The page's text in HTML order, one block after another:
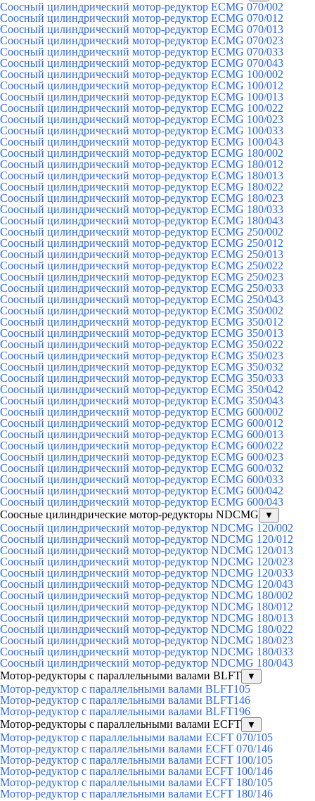
Соосный цилиндрический мотор-редуктор ECMG 070/002
Соосный цилиндрический мотор-редуктор ECMG 070/012
Соосный цилиндрический мотор-редуктор ECMG 070/013
Соосный цилиндрический мотор-редуктор ECMG 070/023
Соосный цилиндрический мотор-редуктор ECMG 070/033
Соосный цилиндрический мотор-редуктор ECMG 070/043
Соосный цилиндрический мотор-редуктор ECMG 100/002
Соосный цилиндрический мотор-редуктор ECMG 100/012
Соосный цилиндрический мотор-редуктор ECMG 100/013
Соосный цилиндрический мотор-редуктор ECMG 100/022
Соосный цилиндрический мотор-редуктор ECMG 100/023
Соосный цилиндрический мотор-редуктор ECMG 100/033
Соосный цилиндрический мотор-редуктор ECMG 100/043
Соосный цилиндрический мотор-редуктор ECMG 180/002
Соосный цилиндрический мотор-редуктор ECMG 180/012
Соосный цилиндрический мотор-редуктор ECMG 180/013
Соосный цилиндрический мотор-редуктор ECMG 180/022
Соосный цилиндрический мотор-редуктор ECMG 180/023
Соосный цилиндрический мотор-редуктор ECMG 180/033
Соосный цилиндрический мотор-редуктор ECMG 180/043
Соосный цилиндрический мотор-редуктор ECMG 250/002
Соосный цилиндрический мотор-редуктор ECMG 250/012
Соосный цилиндрический мотор-редуктор ECMG 250/013
Соосный цилиндрический мотор-редуктор ECMG 250/022
Соосный цилиндрический мотор-редуктор ECMG 250/023
Соосный цилиндрический мотор-редуктор ECMG 250/033
Соосный цилиндрический мотор-редуктор ECMG 250/043
Соосный цилиндрический мотор-редуктор ECMG 350/002
Соосный цилиндрический мотор-редуктор ECMG 350/012
Соосный цилиндрический мотор-редуктор ECMG 350/013
Соосный цилиндрический мотор-редуктор ECMG 350/022
Соосный цилиндрический мотор-редуктор ECMG 350/023
Соосный цилиндрический мотор-редуктор ECMG 350/032
Соосный цилиндрический мотор-редуктор ECMG 350/033
Соосный цилиндрический мотор-редуктор ECMG 350/042
Соосный цилиндрический мотор-редуктор ECMG 350/043
Соосный цилиндрический мотор-редуктор ECMG 600/002
Соосный цилиндрический мотор-редуктор ECMG 600/012
Соосный цилиндрический мотор-редуктор ECMG 600/013
Соосный цилиндрический мотор-редуктор ECMG 600/022
Соосный цилиндрический мотор-редуктор ECMG 600/023
Соосный цилиндрический мотор-редуктор ECMG 600/032
Соосный цилиндрический мотор-редуктор ECMG 600/033
Соосный цилиндрический мотор-редуктор ECMG 600/042
Соосный цилиндрический мотор-редуктор ECMG 600/043
Соосные цилиндрические мотор-редукторы NDCMG
▼
Соосный цилиндрический мотор-редуктор NDCMG 120/002
Соосный цилиндрический мотор-редуктор NDCMG 120/012
Соосный цилиндрический мотор-редуктор NDCMG 120/013
Соосный цилиндрический мотор-редуктор NDCMG 120/023
Соосный цилиндрический мотор-редуктор NDCMG 120/033
Соосный цилиндрический мотор-редуктор NDCMG 120/043
Соосный цилиндрический мотор-редуктор NDCMG 180/002
Соосный цилиндрический мотор-редуктор NDCMG 180/012
Соосный цилиндрический мотор-редуктор NDCMG 180/013
Соосный цилиндрический мотор-редуктор NDCMG 180/022
Соосный цилиндрический мотор-редуктор NDCMG 180/023
Соосный цилиндрический мотор-редуктор NDCMG 180/033
Соосный цилиндрический мотор-редуктор NDCMG 180/043
Мотор-редукторы с параллельными валами BLFT
▼
Мотор-редуктор с параллельными валами BLFT105
Мотор-редуктор с параллельными валами BLFT146
Мотор-редуктор с параллельными валами BLFT196
Мотор-редукторы с параллельными валами ECFT
▼
Мотор-редуктор с параллельными валами ECFT 070/105
Мотор-редуктор с параллельными валами ECFT 070/146
Мотор-редуктор с параллельными валами ECFT 100/105
Мотор-редуктор с параллельными валами ECFT 100/146
Мотор-редуктор с параллельными валами ECFT 180/105
Мотор-редуктор с параллельными валами ECFT 180/146